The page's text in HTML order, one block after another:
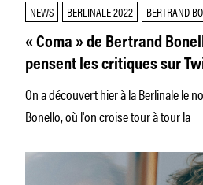
NEWS BERLINALE 2022 BERTRAND
« Coma » de Bertrand
pensent les critiques sur
On a découvert hier à la Berlinale le
Bonello, où l'on croise tour à tour la